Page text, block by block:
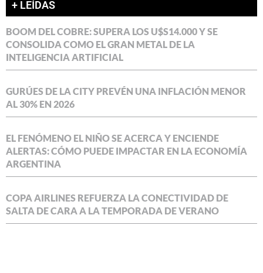
+ LEÍDAS
BOOM DEL COBRE: SUPERA LOS U$S14.000 Y SE
CONSOLIDA COMO EL GRAN METAL DE LA
INTELIGENCIA ARTIFICIAL
GURÚES DE LA CITY PREVÉN UNA INFLACIÓN MENOR
AL 30% EN 2026
EL FENÓMENO EL NIÑO SE ACERCA Y ENCIENDE
ALERTAS: CÓMO PUEDE IMPACTAR EN LA ECONOMÍA
ARGENTINA
COPA AIRLINES REFUERZA LA CONECTIVIDAD DE
SALTA DE CARA A LA TEMPORADA DE VERANO